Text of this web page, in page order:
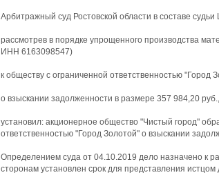
Арбитражный суд Ростовской области в составе
рассмотрев в порядке упрощенного производства
ИНН 6163098547)
к обществу с ограниченной ответственностью
о взыскании задолженности в размере 357 984,20
установил: акционерное общество "Чистый город"
ответственностью "Город Золотой" о взыскании
Определением суда от 04.10.2019 дело назначено к
сторонам установлен срок для представления